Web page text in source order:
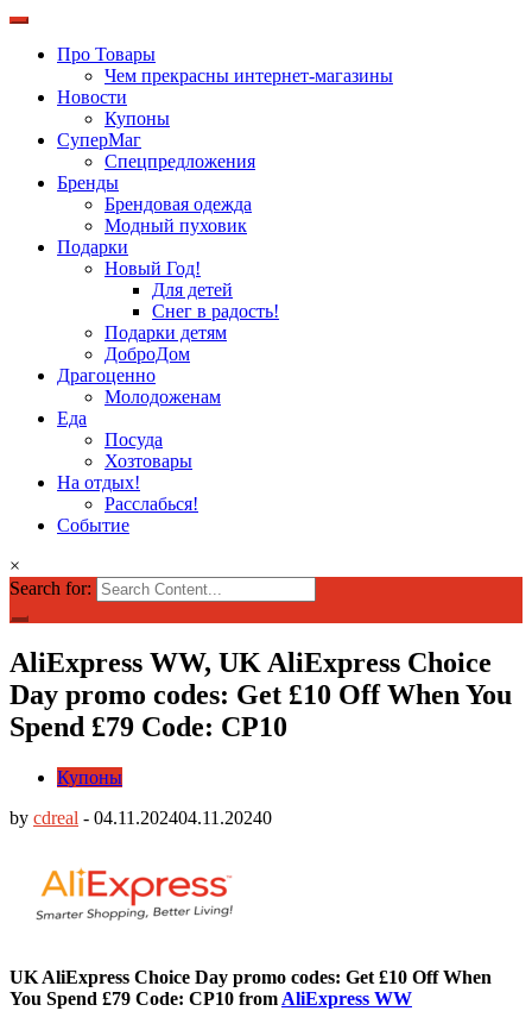
Про Товары
Чем прекрасны интернет-магазины
Новости
Купоны
СуперМаг
Спецпредложения
Бренды
Брендовая одежда
Модный пуховик
Подарки
Новый Год!
Для детей
Снег в радость!
Подарки детям
ДоброДом
Драгоценно
Молодоженам
Еда
Посуда
Хозтовары
На отдых!
Расслабься!
Событие
×
Search for:
AliExpress WW, UK AliExpress Choice
Day promo codes: Get £10 Off When You
Spend £79 Code: CP10
Купоны
by cdreal - 04.11.202404.11.20240
UK AliExpress Choice Day promo codes: Get £10 Off When
You Spend £79 Code: CP10 from AliExpress WW